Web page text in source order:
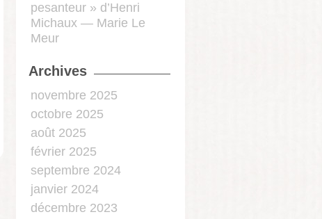
pesanteur » d’Henri
Michaux — Marie Le
Meur
Archives
novembre 2025
octobre 2025
août 2025
février 2025
septembre 2024
janvier 2024
décembre 2023